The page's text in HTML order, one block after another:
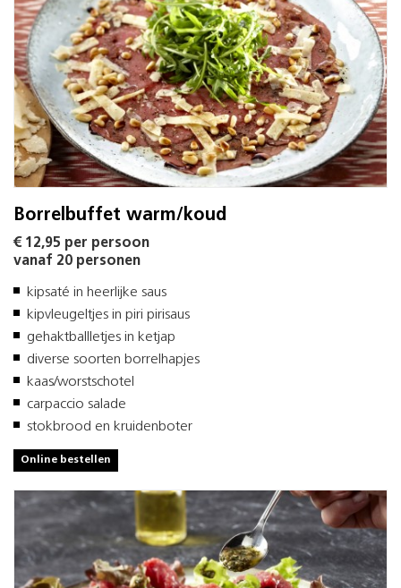
Borrelbuffet warm/koud
€ 12,95 per persoon
vanaf 20 personen
kipsaté in heerlijke saus
kipvleugeltjes in piri pirisaus
gehaktballletjes in ketjap
diverse soorten borrelhapjes
kaas/worstschotel
carpaccio salade
stokbrood en kruidenboter
Online bestellen